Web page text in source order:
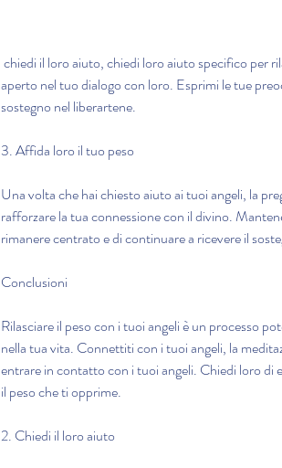
aperto nel tuo dialogo con loro. Esprimi le tue
sostegno nel liberartene.
3. Affida loro il tuo peso
Una volta che hai chiesto aiuto ai tuoi angeli, la
rafforzare la tua connessione con il divino.
rimanere centrato e di continuare a ricevere il
Conclusioni
Rilasciare il peso con i tuoi angeli è un processo
nella tua vita. Connettiti con i tuoi angeli, la
entrare in contatto con i tuoi angeli. Chiedi loro di
il peso che ti opprime.
2. Chiedi il loro aiuto